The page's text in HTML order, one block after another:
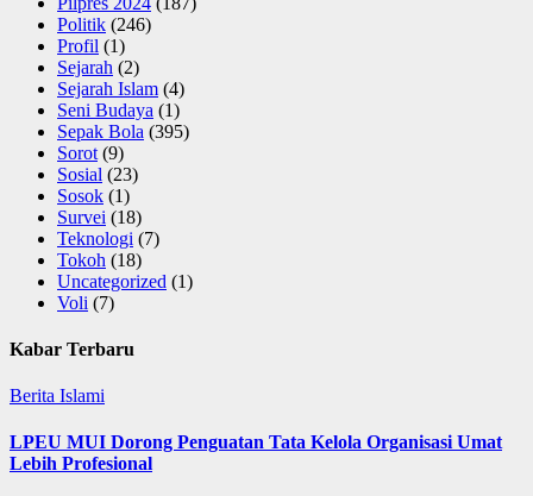
Politik (246)
Profil (1)
Sejarah (2)
Sejarah Islam (4)
Seni Budaya (1)
Sepak Bola (395)
Sorot (9)
Sosial (23)
Sosok (1)
Survei (18)
Teknologi (7)
Tokoh (18)
Uncategorized (1)
Voli (7)
Kabar Terbaru
Berita Islami
LPEU MUI Dorong Penguatan Tata Kelola Organisasi Umat
Lebih Profesional